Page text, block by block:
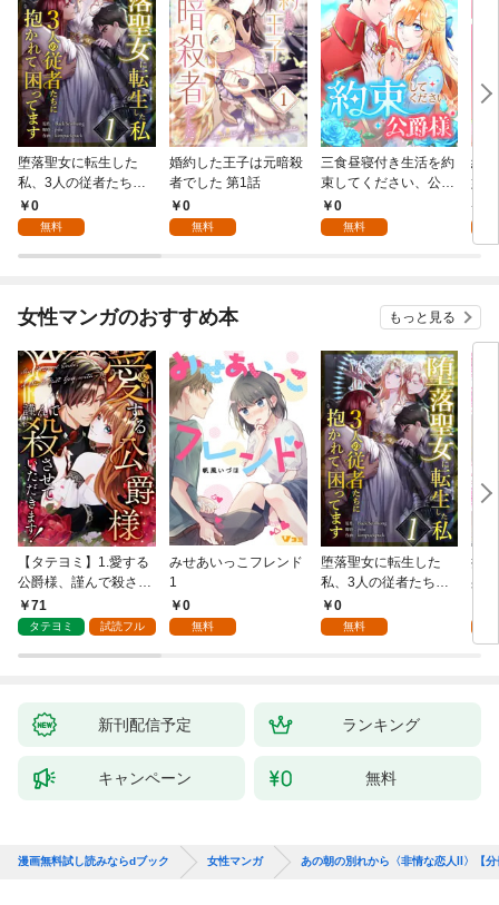
堕落聖女に転生した
私、3人の従者たちに
抱かれて困ってます 第
1話
0
無料
婚約した王子は元暗殺
者でした 第1話
0
無料
三食昼寝付き生活を約
束してください、公爵
様 1話
0
無料
絶
嬢
行
女性マンガのおすすめ本 もっと見る
【タテヨミ】1.愛する
公爵様、謹んで殺させ
ていただきます！
71
タテヨミ 試読フル
みせあいっこフレンド
1
0
無料
堕落聖女に転生した
私、3人の従者たちに
抱かれて困ってます 第
1話
0
無料
授
身
新刊配信予定 ランキング
キャンペーン 無料
漫画無料試し読みならdブック 女性マンガ あの朝の別れから〈非情な恋人Ⅱ〉【分